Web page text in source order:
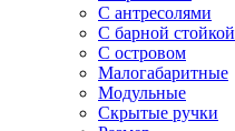
С антресолями
С барной стойкой
С островом
Малогабаритные
Модульные
Скрытые ручки